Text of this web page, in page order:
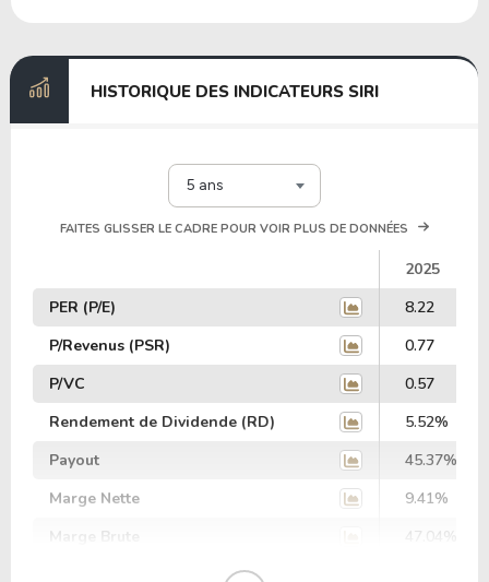
HISTORIQUE DES INDICATEURS SIRI
5 ans
FAITES GLISSER LE CADRE POUR VOIR PLUS DE DONNÉES
2025
PER (P/E)
8.22
P/Revenus (PSR)
0.77
P/VC
0.57
Rendement de Dividende (RD)
5.52%
Payout
45.37%
Marge Nette
9.41%
Marge Brute
47.04%